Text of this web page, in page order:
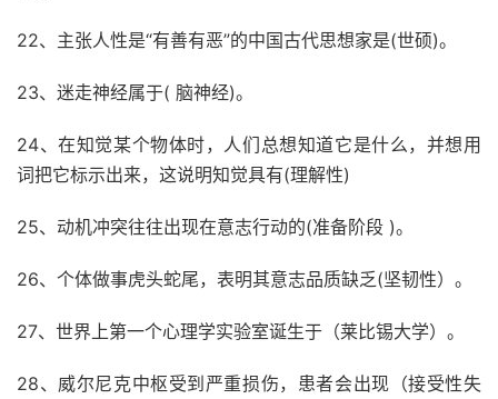
22、主张人性是“有善有恶”的中国古代思想家是(世硕)。
23、迷走神经属于( 脑神经)。
24、在知觉某个物体时，人们总想知道它是什么，并想用
词把它标示出来，这说明知觉具有(理解性)
25、动机冲突往往出现在意志行动的(准备阶段 )。
26、个体做事虎头蛇尾，表明其意志品质缺乏(坚韧性）。
27、世界上第一个心理学实验室诞生于（莱比锡大学）。
28、威尔尼克中枢受到严重损伤，患者会出现（接受性失